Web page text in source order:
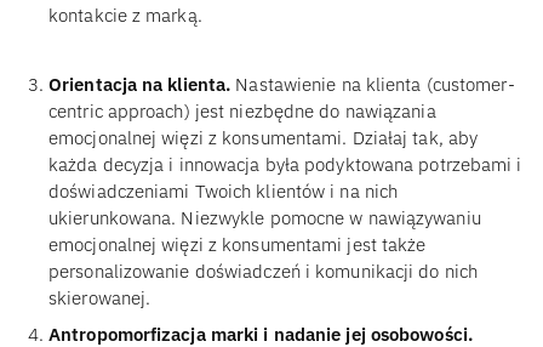
kontakcie z marką.
Orientacja na klienta. Nastawienie na klienta (customer-
centric approach) jest niezbędne do nawiązania
emocjonalnej więzi z konsumentami. Działaj tak, aby
każda decyzja i innowacja była podyktowana potrzebami i
doświadczeniami Twoich klientów i na nich
ukierunkowana. Niezwykle pomocne w nawiązywaniu
emocjonalnej więzi z konsumentami jest także
personalizowanie doświadczeń i komunikacji do nich
skierowanej.
Antropomorfizacja marki i nadanie jej osobowości.